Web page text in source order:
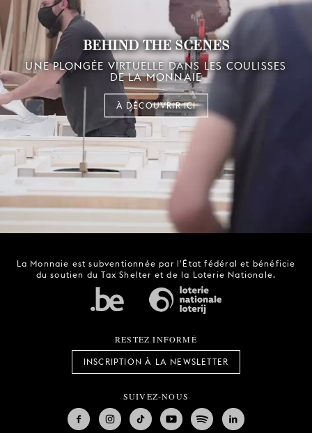
BEHIND THE SCENES
UNE PLONGÉE VIRTUELLE DANS LES COULISSES
DE LA MONNAIE
À DÉCOUVRIR ICI
La Monnaie est subventionnée par l'État fédéral et bénéficie
du soutien du Tax Shelter et de la Loterie Nationale.
RESTEZ INFORMÉ
INSCRIPTION À LA NEWSLETTER
SUIVEZ-NOUS